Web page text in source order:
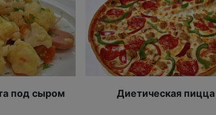
под сыром Диетическая пицца